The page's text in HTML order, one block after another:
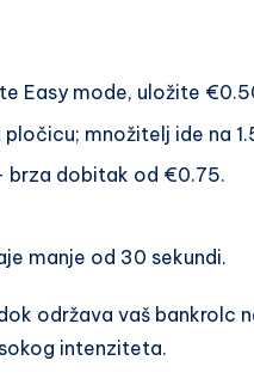
Easy mode, uložite
pločicu; množitelj ide na
brza dobitak od €0.75.
manje od 30 sekundi.
održava vaš bankrolc
intenziteta.